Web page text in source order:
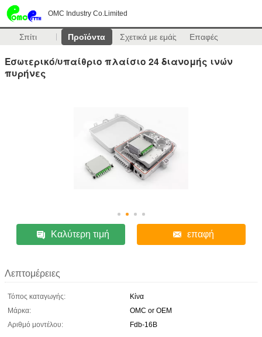
OMC Industry Co.Limited
Σπίτι Προϊόντα Σχετικά με εμάς Επαφές
Εσωτερικό/υπαίθριο πλαίσιο 24 διανομής ινών
πυρήνες
Καλύτερη τιμή επαφή
Λεπτομέρειες
Τόπος καταγωγής:
Κίνα
Μάρκα:
OMC or OEM
Αριθμό μοντέλου:
Fdb-16B